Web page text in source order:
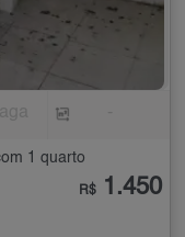
1 quarto
R$ 1.450